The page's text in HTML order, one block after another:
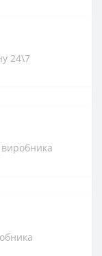
24\7
виробника